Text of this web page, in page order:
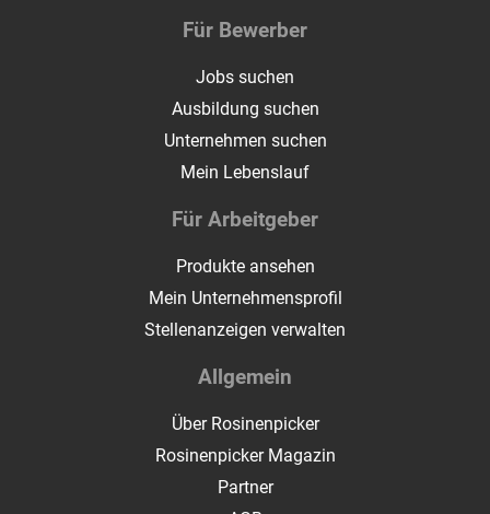
Für Bewerber
Jobs suchen
Ausbildung suchen
Unternehmen suchen
Mein Lebenslauf
Für Arbeitgeber
Produkte ansehen
Mein Unternehmensprofil
Stellenanzeigen verwalten
Allgemein
Über Rosinenpicker
Rosinenpicker Magazin
Partner